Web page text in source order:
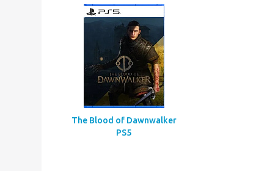
The Blood of Dawnwalker
PS5